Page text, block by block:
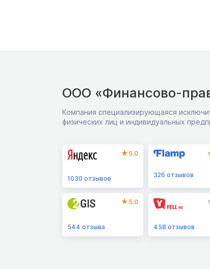
ООО «Финансово-
Компания специализирующаяся
физических лиц и индивидуальных
5.0
1030 отзывов 326 отзывов
5.0
544 отзыва 458 отзывов